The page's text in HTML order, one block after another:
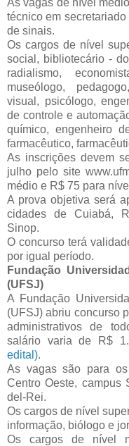
técnico em
de sinais.
Os cargos de nível
social, bibliotecário -
radialismo,
museólogo,
visual, psicólogo,
de controle e
químico, engenheiro
farmacêutico,
As inscrições devem
julho pelo site
médio e R$ 75 para
A prova objetiva será
cidades de Cuiabá,
Sinop.
O concurso terá
por igual período.
Fundação
(UFSJ)
A Fundação
(UFSJ) abriu concurso
administrativos de
salário varia de R$
edital).
As vagas são para os
Centro Oeste,
del-Rei.
Os cargos de nível
informação, biólogo e
Os cargos de nível